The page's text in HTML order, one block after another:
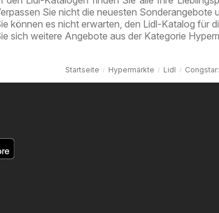
Sie nicht die neuesten Sonderangebote
können es nicht erwarten, den Lidl-Katalog für
sich weitere Angebote aus der Kategorie
Startseite Hypermärkte Lidl Congstar: